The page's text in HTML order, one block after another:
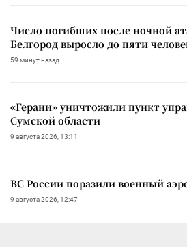
Число погибших после ночной
Белгород выросло до пяти
59 минут назад
«Герани» уничтожили пункт
Сумской области
9 августа 2026, 13:11
ВС России поразили военный
9 августа 2026, 12:47